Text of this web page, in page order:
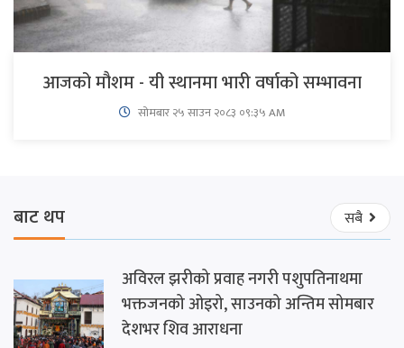
आजको मौशम - यी स्थानमा भारी वर्षाको सम्भावना
सोमबार २५ साउन २०८३ ०९:३५ AM
बाट थप सबै
अविरल झरीको प्रवाह नगरी पशुपतिनाथमा
भक्तजनको ओइरो, साउनको अन्तिम सोमबार
देशभर शिव आराधना